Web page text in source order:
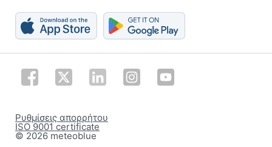
© 2026 meteoblue
ISO 9001 certificate
Ρυθμίσεις απορρήτου